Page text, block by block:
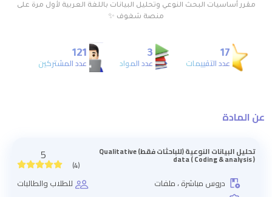
مقرر أساسيات البحث النوعي وتحليل البيانات باللغة العربية لأول مرة على
منصة شغوف ✨
17
عدد التقييمات
3
عدد المواد
121
عدد المشتركين
عن المادة
تحليل البيانات النوعية (للباحثات فقط) Qualitative
data ( Coding & analysis )
5
(4)
دروس مباشرة ، ملفات للطلاب والطالبات